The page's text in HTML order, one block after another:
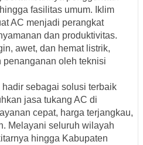
fasilitas umum. Iklim
AC menjadi perangkat
dan produktivitas.
awet, dan hemat listrik,
oleh teknisi
hadir sebagai solusi terbaik
jasa tukang AC di
cepat, harga terjangkau,
Melayani seluruh wilayah
hingga Kabupaten